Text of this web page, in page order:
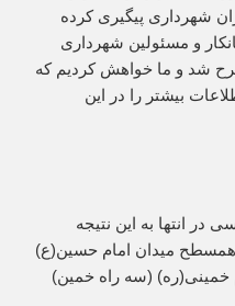
شهرداری پیگیری کرده
و مسئولین شهرداری
شد و ما خواهش کردیم که
بیشتر را در این
در انتها به این نتیجه
میدان امام‌ حسین(ع)
خمینی(ره) (سه راه خمین)